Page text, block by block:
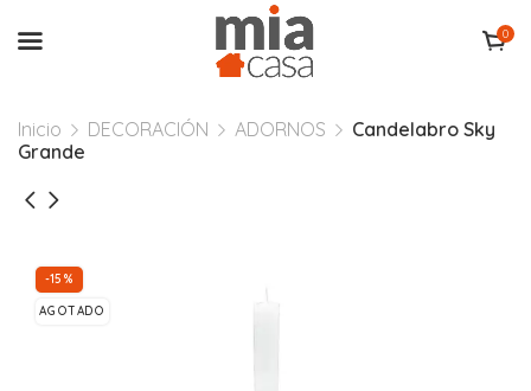
0
Inicio DECORACIÓN ADORNOS
Candelabro Sky
Grande
-15%
AGOTADO